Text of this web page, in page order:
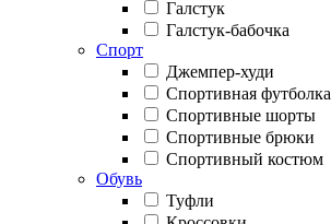
Галстук
Галстук-бабочка
Спорт
Джемпер-худи
Спортивная футболка
Спортивные шорты
Спортивные брюки
Спортивный костюм
Обувь
Туфли